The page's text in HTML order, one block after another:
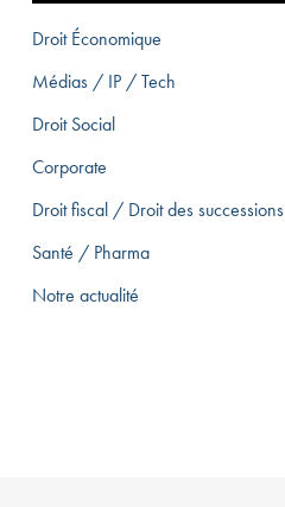
Droit Économique
Médias / IP / Tech
Droit Social
Corporate
Droit fiscal / Droit des successions
Santé / Pharma
Notre actualité